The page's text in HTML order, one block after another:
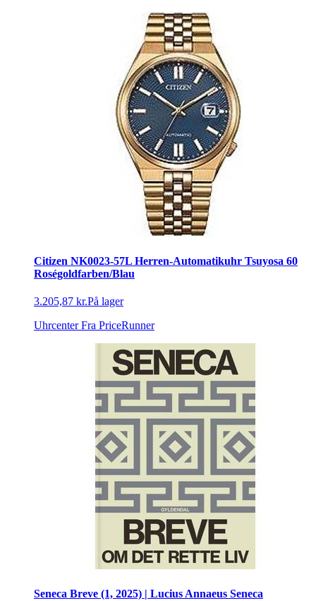
Citizen NK0023-57L Herren-Automatikuhr Tsuyosa 60
Roségoldfarben/Blau
3.205,87 kr.På lager
Uhrcenter Fra PriceRunner
Seneca Breve (1, 2025) | Lucius Annaeus Seneca